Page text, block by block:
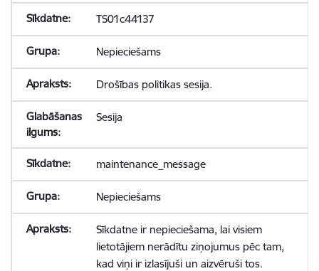
TS01c44137
Nepieciešams
Drošības politikas sesija.
Sesija
maintenance_message
Nepieciešams
Sīkdatne ir nepieciešama, lai visiem
lietotājiem nerādītu ziņojumus pēc tam,
kad viņi ir izlasījuši un aizvēruši tos.